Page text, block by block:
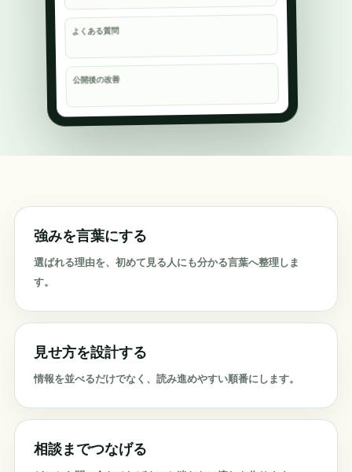
よくある質問
公開後の改善
強みを言葉にする
選ばれる理由を、初めて見る人にも分かる言葉へ整理しま
す。
見せ方を設計する
情報を並べるだけでなく、読み進めやすい順番にします。
相談までつなげる